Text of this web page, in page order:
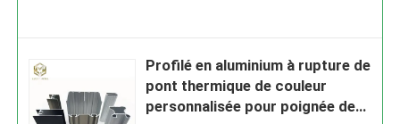
Profilé en aluminium à rupture de
pont thermique de couleur
personnalisée pour poignée de